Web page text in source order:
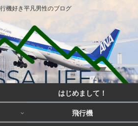
機好き平凡男性のブログ
はじめまして！
飛行機